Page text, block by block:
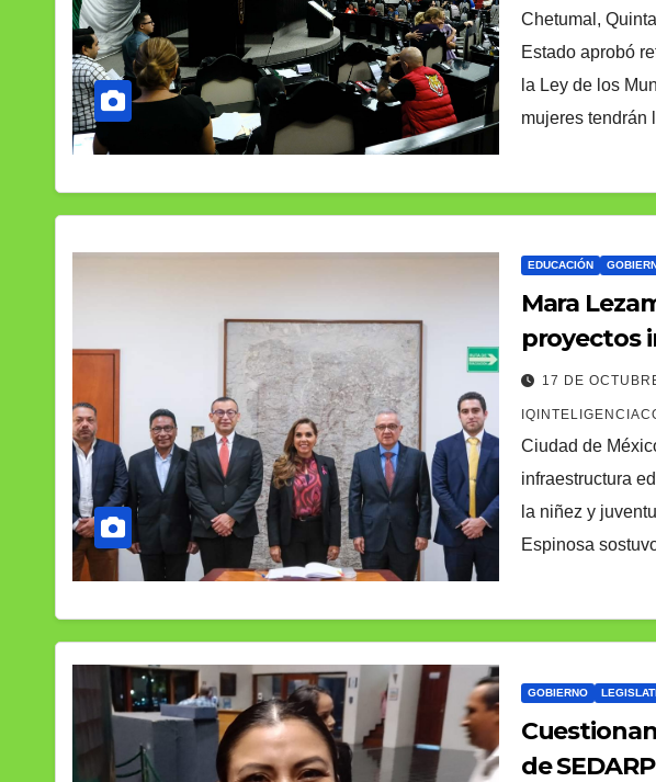
Chetumal,
Estado aprobó
la Ley de los
mujeres tendrán
EDUCACIÓN
Mara
proyectos
para
17 DE
Ciudad de
infraestructura
la niñez y
Espinosa
GOBIERNO
de